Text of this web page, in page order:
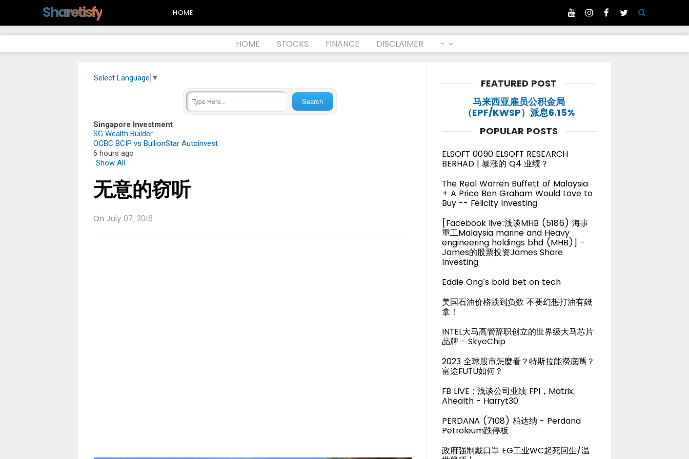
Sharetisfy HOME
HOME STOCKS FINANCE DISCLAIMER -
Select Language ▼
Singapore Investment
SG Wealth Builder
OCBC BCIP vs BullionStar Autoinvest
6 hours ago
Show All
无意的窃听
On July 07, 2016
FEATURED POST
马来西亚雇员公积金局
（EPF/KWSP）派息6.15%
POPULAR POSTS
ELSOFT 0090 ELSOFT RESEARCH
BERHAD | 暴涨的 Q4 业绩？
The Real Warren Buffett of Malaysia
+ A Price Ben Graham Would Love to
Buy -- Felicity Investing
[Facebook live:浅谈MHB (5186) 海事
重工Malaysia marine and Heavy
engineering holdings bhd (MHB)] -
James的股票投资James Share
Investing
Eddie Ong’s bold bet on tech
美国石油价格跌到负数 不要幻想打油有錢
拿！
INTEL大马高管辞职创立的世界级大马芯片
品牌 - SkyeChip
2023 全球股市怎麼看？特斯拉能撈底嗎？
富途FUTU如何？
FB LIVE : 浅谈公司业绩 FPI，Matrix,
Ahealth - Harryt30
PERDANA (7108) 柏达纳 - Perdana
Petroleum跌停板
政府强制戴口罩 EG工业WC起死回生/温